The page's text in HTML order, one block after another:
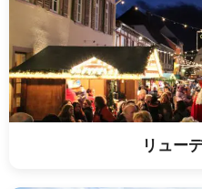
リュー